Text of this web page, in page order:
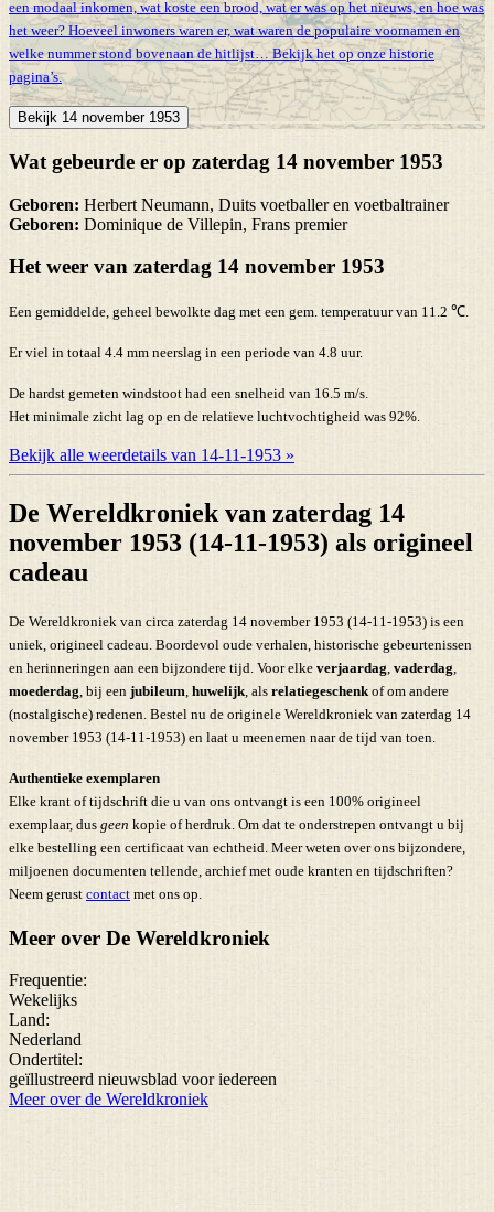
een modaal inkomen, wat koste een brood, wat er was op het nieuws, en hoe was
het weer? Hoeveel inwoners waren er, wat waren de populaire voornamen en
welke nummer stond bovenaan de hitlijst… Bekijk het op onze historie
pagina’s.
Bekijk 14 november 1953
Wat gebeurde er op zaterdag 14 november 1953
Geboren: Herbert Neumann, Duits voetballer en voetbaltrainer
Geboren: Dominique de Villepin, Frans premier
Het weer van zaterdag 14 november 1953
Een gemiddelde, geheel bewolkte dag met een gem. temperatuur van 11.2 ℃.
Er viel in totaal 4.4 mm neerslag in een periode van 4.8 uur.
De hardst gemeten windstoot had een snelheid van 16.5 m/s.
Het minimale zicht lag op en de relatieve luchtvochtigheid was 92%.
Bekijk alle weerdetails van 14-11-1953 »
De Wereldkroniek van zaterdag 14
november 1953 (14-11-1953) als origineel
cadeau
De Wereldkroniek van circa zaterdag 14 november 1953 (14-11-1953) is een
uniek, origineel cadeau. Boordevol oude verhalen, historische gebeurtenissen
en herinneringen aan een bijzondere tijd. Voor elke verjaardag vaderdag
moederdag , bij een jubileum huwelijk , als relatiegeschenk of om andere
(nostalgische) redenen. Bestel nu de originele Wereldkroniek van zaterdag 14
november 1953 (14-11-1953) en laat u meenemen naar de tijd van toen.
Authentieke exemplaren
Elke krant of tijdschrift die u van ons ontvangt is een 100% origineel
exemplaar, dus geen kopie of herdruk. Om dat te onderstrepen ontvangt u bij
elke bestelling een certificaat van echtheid. Meer weten over ons bijzondere,
miljoenen documenten tellende, archief met oude kranten en tijdschriften?
Neem gerust contact met ons op.
Meer over De Wereldkroniek
Frequentie:
Wekelijks
Land:
Nederland
Ondertitel:
geïllustreerd nieuwsblad voor iedereen
Meer over de Wereldkroniek